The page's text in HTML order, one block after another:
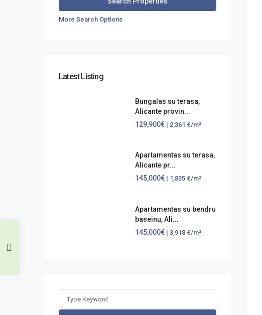
More Search Options
Latest Listing
Bungalas su terasa,
Alicante provin...
129,900€ | 2,361 €/m²
Apartamentas su terasa,
Alicante pr...
145,000€ | 1,835 €/m²
Apartamentas su bendru
baseinu, Ali...
145,000€ | 3,918 €/m²